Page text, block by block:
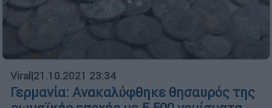
Viral |21.10.2021 23:34
Γερμανία: Ανακαλύφθηκε θησαυρός της